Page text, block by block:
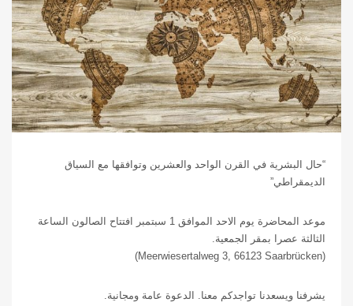
“حال البشرية في القرن الواحد والعشرين وتوافقها مع السياق
الديمقراطي”
موعد المحاضرة يوم الاحد الموافق 1 سبتمبر افتتاح الصالون الساعة
الثالثة عصرا بمقر الجمعية.
(Meerwiesertalweg 3, 66123 Saarbrücken)
يشرفنا ويسعدنا تواجدكم معنا. الدعوة عامة ومجانیة.